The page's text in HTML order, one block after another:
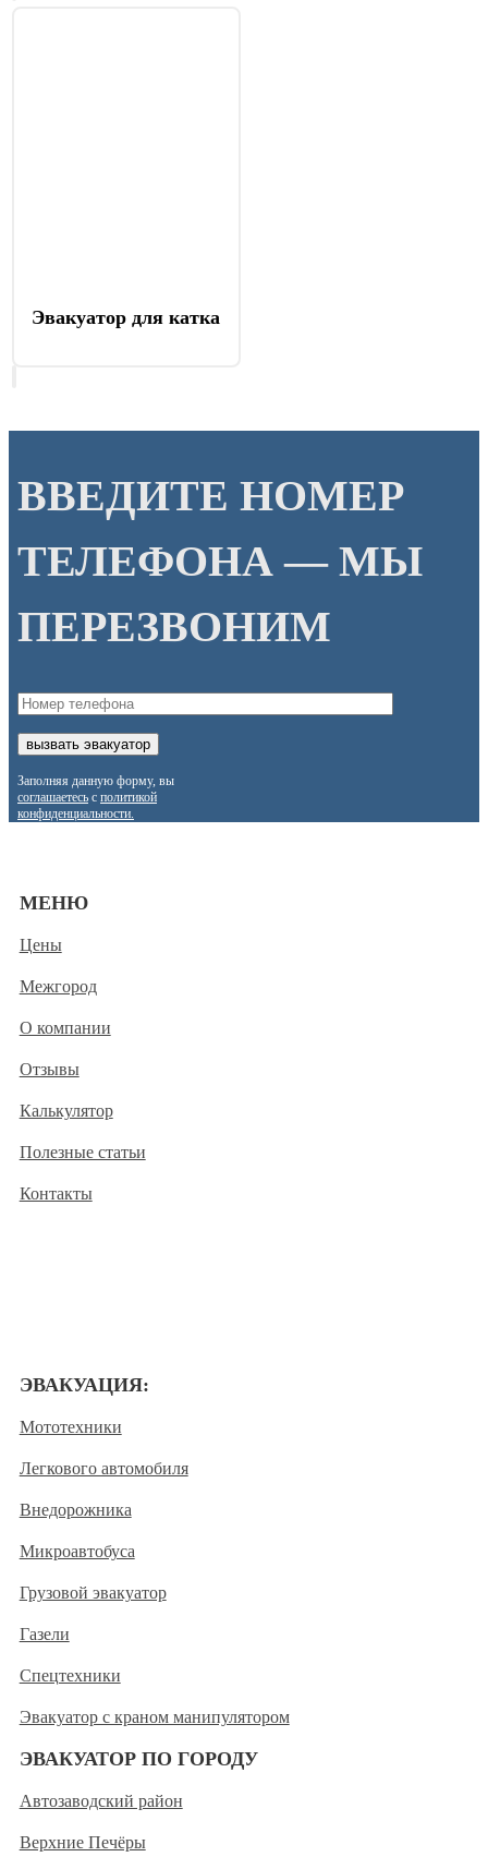
Эвакуатор для катка
ВВЕДИТЕ НОМЕР
ТЕЛЕФОНА — МЫ
ПЕРЕЗВОНИМ
Заполняя данную форму, вы
соглашаетесь с политикой
конфиденциальности.
МЕНЮ
Цены
Межгород
О компании
Отзывы
Калькулятор
Полезные статьи
Контакты
ЭВАКУАЦИЯ:
Мототехники
Легкового автомобиля
Внедорожника
Микроавтобуса
Грузовой эвакуатор
Газели
Спецтехники
Эвакуатор с краном манипулятором
ЭВАКУАТОР ПО ГОРОДУ
Автозаводский район
Верхние Печёры